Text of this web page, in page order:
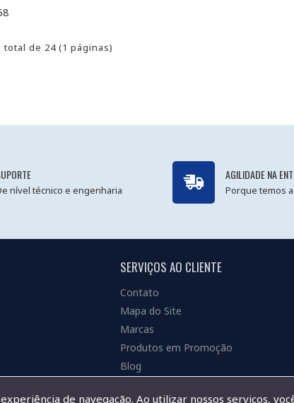
de 24 (1 páginas)
nível técnico e engenharia
AGILIDADE NA
Porque temos
SERVIÇOS AO CLIENTE
Contato
Mapa do Site
Marcas
Produtos em Promoção
Blog
de navegação. Ao utilizar nossos serviços,